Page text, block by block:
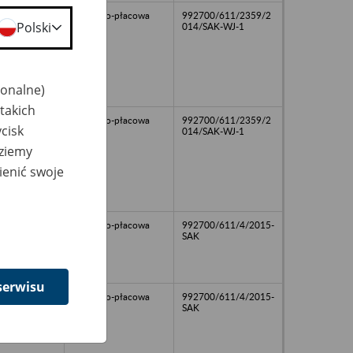
osobowo-płacowa
992700/611/2359/2
014/SAK-WJ-1
osobowo-płacowa
992700/611/2359/2
014/SAK-WJ-1
osobowo-płacowa
992700/611/4/2015-
SAK
osobowo-płacowa
992700/611/4/2015-
SAK
Polski
swoje